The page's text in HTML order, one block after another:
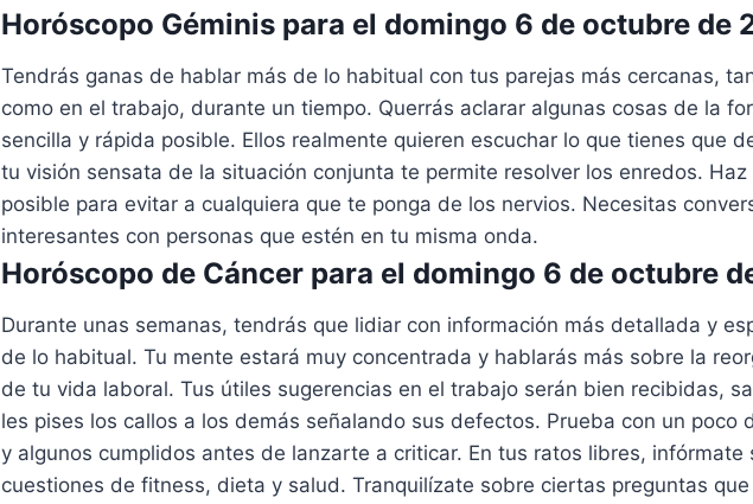
Horóscopo Géminis para el domingo 6 de octubre de
Tendrás ganas de hablar más de lo habitual con tus parejas más cercanas,
como en el trabajo, durante un tiempo. Querrás aclarar algunas cosas de la
sencilla y rápida posible. Ellos realmente quieren escuchar lo que tienes que
tu visión sensata de la situación conjunta te permite resolver los enredos.
posible para evitar a cualquiera que te ponga de los nervios. Necesitas
interesantes con personas que estén en tu misma onda.
Horóscopo de Cáncer para el domingo 6 de octubre
Durante unas semanas, tendrás que lidiar con información más detallada y
de lo habitual. Tu mente estará muy concentrada y hablarás más sobre la
de tu vida laboral. Tus útiles sugerencias en el trabajo serán bien recibidas,
les pises los callos a los demás señalando sus defectos. Prueba con un poco
y algunos cumplidos antes de lanzarte a criticar. En tus ratos libres, infórmate
cuestiones de fitness, dieta y salud. Tranquilízate sobre ciertas preguntas